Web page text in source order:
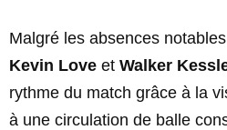
Malgré les absences
Kevin Love et Walker
rythme du match grâce à la
à une circulation de balle